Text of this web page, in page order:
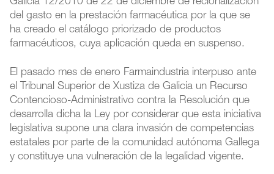
Galicia 12/2010 de 22 de diciembre de recionalización
del gasto en la prestación farmacéutica por la que se
ha creado el catálogo priorizado de productos
farmacéuticos, cuya aplicación queda en suspenso.
El pasado mes de enero Farmaindustria interpuso ante
el Tribunal Superior de Xustiza de Galicia un Recurso
Contencioso-Administrativo contra la Resolución que
desarrolla dicha la Ley por considerar que esta iniciativa
legislativa supone una clara invasión de competencias
estatales por parte de la comunidad autónoma Gallega
y constituye una vulneración de la legalidad vigente.